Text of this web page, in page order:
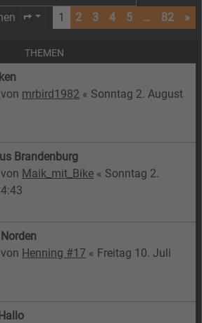
Seite von82
1 2 3 4 5 … 82 »
THEMEN
mrbird1982 « Sonntag 2. August
Brandenburg
Maik_mit_Bike « Sonntag 2.
Henning #17 « Freitag 10. Juli